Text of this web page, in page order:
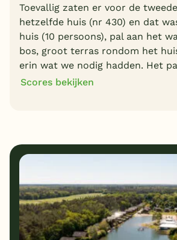
Toevallig zaten er voor de
hetzelfde huis (nr 430) en dat
huis (10 persoons), pal aan het
bos, groot terras rondom het
erin wat we nodig hadden. Het
Scores bekijken
8 Prijs/kwaliteit